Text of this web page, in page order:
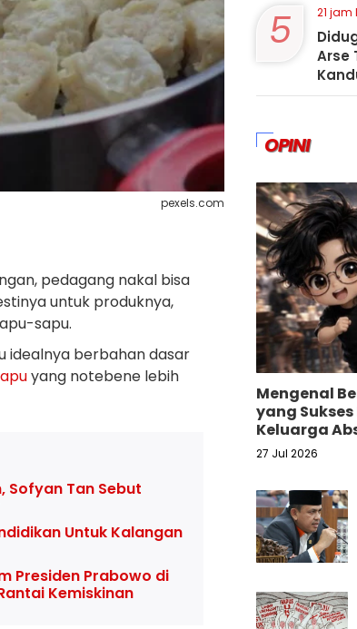
pexels.com
pedagang nakal bisa
untuk produknya,
sapu.
idealnya berbahan dasar
yang notebene lebih
Sofyan Tan Sebut
Untuk Kalangan
Presiden Prabowo di
Kemiskinan
5 21 jam
Arse
OPINI
Mengenal
yang
Keluarga
27 Jul 2026